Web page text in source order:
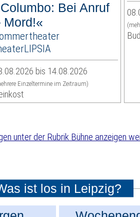
Bei Anruf
Mord!«
bis 14.08.2026
Einzeltermine im Zeitraum)
ist los in Leipzig?